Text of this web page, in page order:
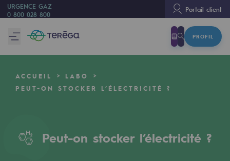
URGENCE GAZ
0 800 028 800
Portail client
PROFIL
Nous sommes
80 ans d'histoire
Accélérateur de la transition énergétique
ACCUEIL
LABO
PEUT-ON STOCKER L’ÉLECTRICITÉ ?
Peut-on stocker l’électricité ?